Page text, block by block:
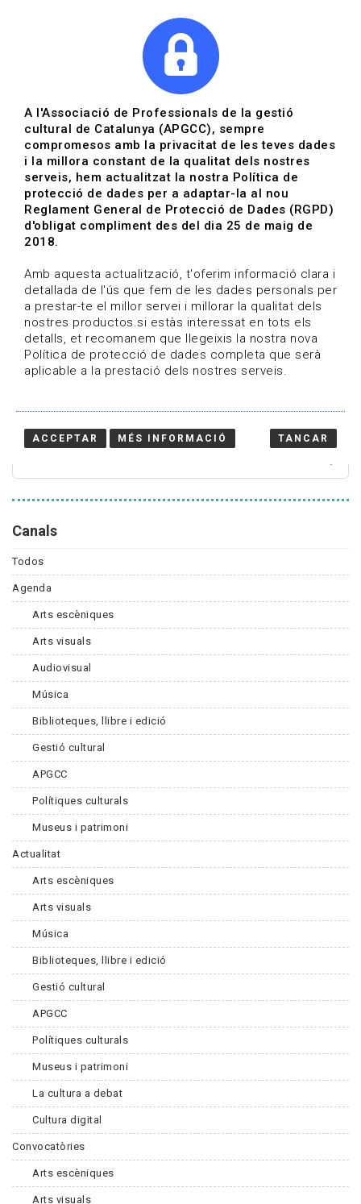
Actualitza't
Vols estar al dia?
HOME / BLOG
Estigues al dia
Convocatòries, activitats i notícies del sector de la
cultura.
Canals
Todos
Agenda
Arts escèniques
Arts visuals
Audiovisual
Música
Biblioteques, llibre i edició
Gestió cultural
APGCC
Polítiques culturals
Museus i patrimoni
Actualitat
Arts escèniques
Arts visuals
Música
Biblioteques, llibre i edició
Gestió cultural
APGCC
Polítiques culturals
Museus i patrimoni
La cultura a debat
Cultura digital
Convocatòries
Arts escèniques
Arts visuals
A l'Associació de Professionals de la gestió
cultural de Catalunya (APGCC), sempre
compromesos amb la privacitat de les teves dades
i la millora constant de la qualitat dels nostres
serveis, hem actualitzat la nostra Política de
protecció de dades per a adaptar-la al nou
Reglament General de Protecció de Dades (RGPD)
d'obligat compliment des del dia 25 de maig de
2018.
Amb aquesta actualització, t'oferim informació clara i
detallada de l'ús que fem de les dades personals per
a prestar-te el millor servei i millorar la qualitat dels
nostres productos.si estàs interessat en tots els
detalls, et recomanem que llegeixis la nostra nova
Política de protecció de dades completa que serà
aplicable a la prestació dels nostres serveis.
ACCEPTAR MÉS INFORMACIÓ TANCAR